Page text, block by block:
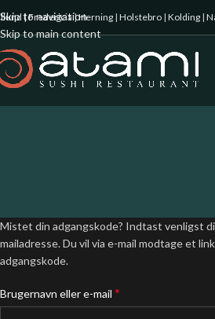
Skip to navigation
Skip to main content
|Fredericia|Herning | Holstebro | Kolding |
Mistet din adgangskode? Indtast venligst
mailadresse. Du vil via e-mail modtage et
adgangskode.
Brugernavn eller e-mail *